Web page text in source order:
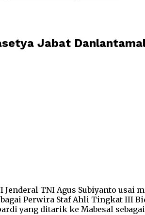
Jabat
TNI Agus Subiyanto usai
Perwira Staf Ahli Tingkat III
yang ditarik ke Mabesal